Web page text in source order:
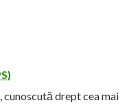
, cunoscută drept cea mai